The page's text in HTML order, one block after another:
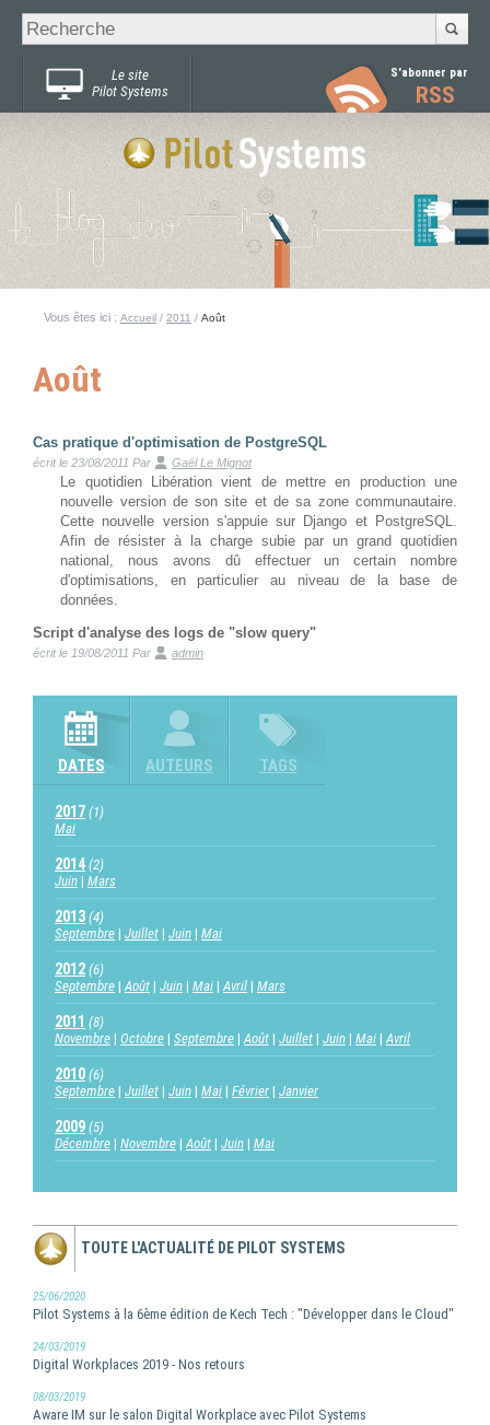
Chercher par
Recherche
avancée…
Le site
Pilot Systems
S'abonner par
RSS
Vous êtes ici : Accueil / 2011 / Août
Août
Cas pratique d'optimisation de PostgreSQL
écrit le 23/08/2011 Par Gaël Le Mignot
Le quotidien Libération vient de mettre en production une
nouvelle version de son site et de sa zone communautaire.
Cette nouvelle version s'appuie sur Django et PostgreSQL.
Afin de résister à la charge subie par un grand quotidien
national, nous avons dû effectuer un certain nombre
d'optimisations, en particulier au niveau de la base de
données.
Script d'analyse des logs de "slow query"
écrit le 19/08/2011 Par admin
DATES AUTEURS TAGS
2017 (1)
Mai
2014 (2)
Juin Mars
2013 (4)
Septembre Juillet Juin Mai
2012 (6)
Septembre Août Juin Mai Avril Mars
2011 (8)
Novembre Octobre Septembre Août Juillet Juin Mai Avril
2010 (6)
Septembre Juillet Juin Mai Février Janvier
2009 (5)
Décembre Novembre Août Juin Mai
TOUTE L'ACTUALITÉ DE PILOT SYSTEMS
25/06/2020
Pilot Systems à la 6ème édition de Kech Tech : "Développer dans le Cloud"
24/03/2019
Digital Workplaces 2019 - Nos retours
08/03/2019
Aware IM sur le salon Digital Workplace avec Pilot Systems